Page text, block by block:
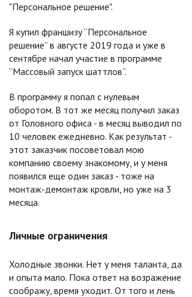
"Персональное решение".
Я купил франшизу “Персональное
решение” в августе 2019 года и уже в
сентябре начал участие в программе
“Массовый запуск шаттлов”.
В программу я попал с нулевым
оборотом. В тот же месяц получил заказ
от Головного офиса - в месяц выводил по
10 человек ежедневно. Как результат -
этот заказчик посоветовал мою
компанию своему знакомому, и у меня
появился еще один заказ - тоже на
монтаж-демонтаж кровли, но уже на 3
месяца.
Личные ограничения
Холодные звонки. Нет у меня таланта, да
и опыта мало. Пока ответ на возражение
соображу, время уходит. От того и лень